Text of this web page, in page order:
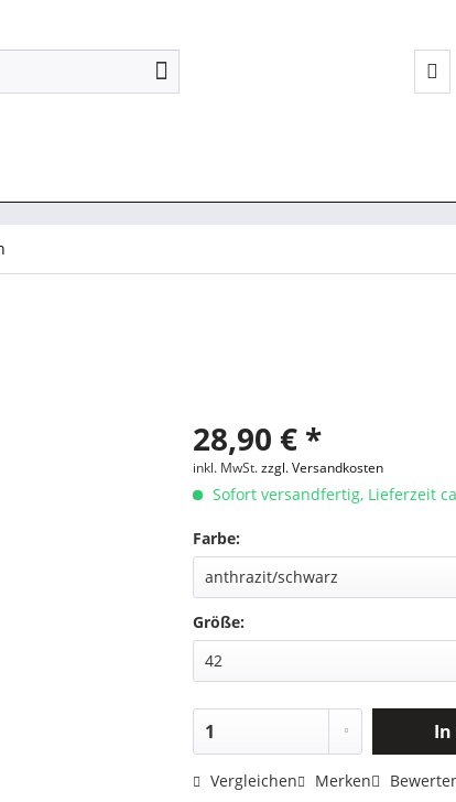
28,90 € *
inkl. MwSt.zzgl. Versandkosten
Sofort versandfertig, Lieferzeit
Farbe:
Größe:
In
Vergleichen Merken